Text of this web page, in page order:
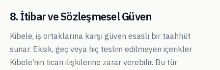
8. İtibar ve Sözleşmesel Güven
Kibele, iş ortaklarına karşı güven esaslı bir taahhüt
sunar. Eksik, geç veya hiç teslim edilmeyen içerikler
Kibele’nin ticari ilişkilerine zarar verebilir. Bu tür